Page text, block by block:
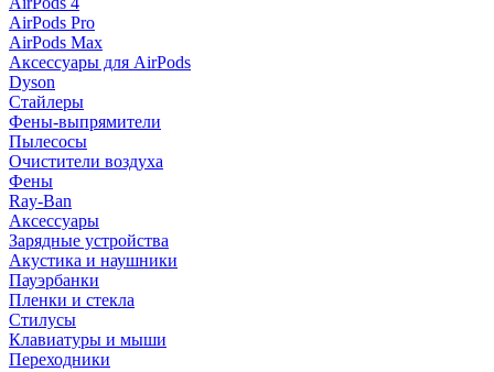
AirPods Pro
AirPods Max
Аксессуары для AirPods
Dyson
Стайлеры
Фены-выпрямители
Пылесосы
Очистители воздуха
Фены
Ray-Ban
Аксессуары
Зарядные устройства
Акустика и наушники
Пауэрбанки
Пленки и стекла
Стилусы
Клавиатуры и мыши
Переходники